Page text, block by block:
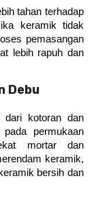
tahan terhadap
keramik tidak
pemasangan
lebih rapuh dan
Debu
dari kotoran dan
permukaan
mortar dan
keramik,
bersih dan